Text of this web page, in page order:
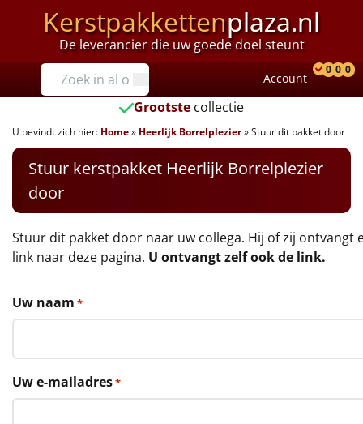
Kerstpakkettenplaza.nl
De leverancier die uw goede doel steunt
Prijzen
Tot €25
€25 tot €35
€35 tot €40
€40 tot €45
€45 tot €50
Account
0 0 0
Grootste collectie
U bevindt zich hier: Home» Heerlijk Borrelplezier»Stuur dit pakket door
Stuur kerstpakket Heerlijk Borrelplezier
door
Stuur dit pakket door naar uw collega. Hij of zij ontvangt
link naar deze pagina. U ontvangt zelf ook de link.
Uw naam *
Uw e-mailadres*